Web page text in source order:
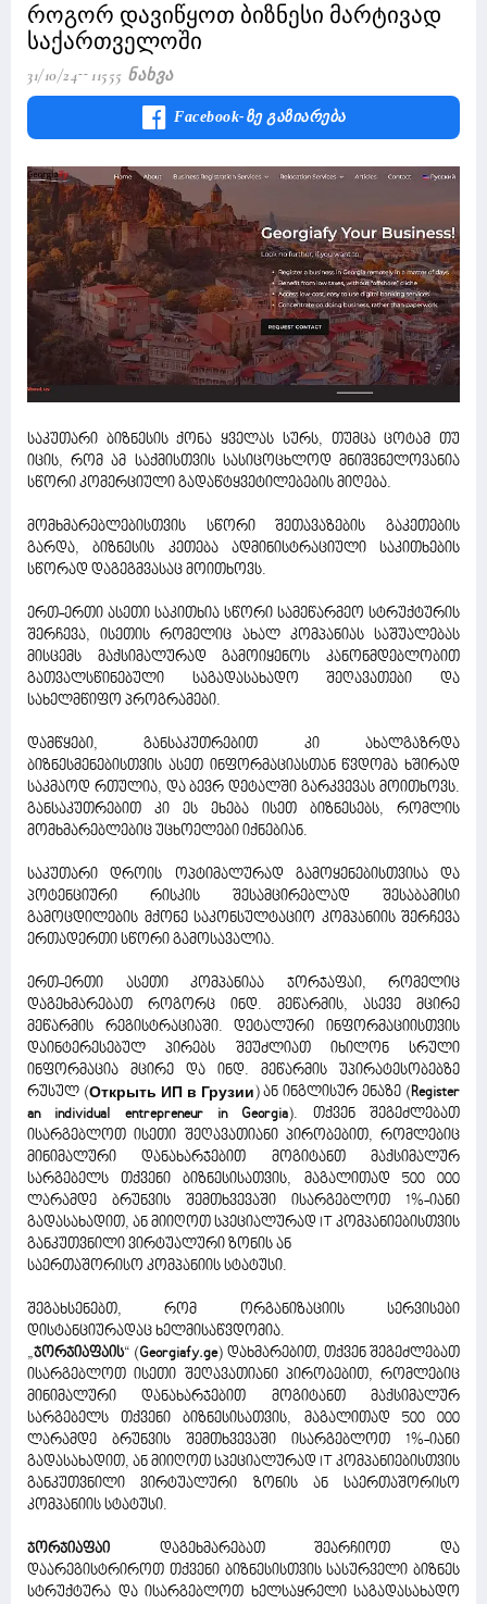
როგორ დავიწყოთ ბიზნესი მარტივად
საქართველოში
31/10/24 11555 Ნახვა
Facebook-Ზე Გაზიარება
საკუთარი ბიზნესის ქონა ყველას სურს, თუმცა ცოტამ თუ
იცის, რომ ამ საქმისთვის სასიცოცხლოდ მნიშვნელოვანია
სწორი კომერციული გადაწტყვეტილებების მიღება.
მომხმარებლებისთვის სწორი შეთავაზების გაკეთების
გარდა, ბიზნესის კეთება ადმინისტრაციული საკითხების
სწორად დაგეგმვასაც მოითხოვს.
ერთ-ერთი ასეთი საკითხია სწორი სამეწარმეო სტრუქტურის
შერჩევა, ისეთის რომელიც ახალ კომპანიას საშუალებას
მისცემს მაქსიმალურად გამოიყენოს კანონმდებლობით
გათვალსწინებული საგადასახადო შეღავათები და
სახელმწიფო პროგრამები.
დამწყები, განსაკუთრებით კი ახალგაზრდა
ბიზნესმენებისთვის ასეთ ინფორმაციასთან წვდომა ხშირად
საკმაოდ რთულია, და ბევრ დეტალში გარკვევას მოითხოვს.
განსაკუთრებით კი ეს ეხება ისეთ ბიზნესებს, რომლის
მომხმარებლებიც უცხოელები იქნებიან.
საკუთარი დროის ოპტიმალურად გამოყენებისთვისა და
პოტენციური რისკის შესამცირებლად შესაბამისი
გამოცდილების მქონე საკონსულტაციო კომპანიის შერჩევა
ერთადერთი სწორი გამოსავალია.
ერთ-ერთი ასეთი კომპანიაა ჯორჯაფაი, რომელიც
დაგეხმარებათ როგორც ინდ. მეწარმის, ასევე მცირე
მეწარმის რეგისტრაციაში. დეტალური ინფორმაციისთვის
დაინტერესებულ პირებს შეუძლიათ იხილონ სრული
ინფორმაცია მცირე და ინდ. მეწარმის უპირატესობებზე
რუსულ (Открыть ИП в Грузии) ან ინგლისურ ენაზე ( Register
an individual entrepreneur in Georgia). თქვენ შეგეძლებათ
ისარგებლოთ ისეთი შეღავათიანი პირობებით, რომლებიც
მინიმალური დანახარჯებით მოგიტანთ მაქსიმალურ
სარგებელს თქვენი ბიზნესისათვის, მაგალითად 500 000
ლარამდე ბრუნვის შემთხვევაში ისარგებლოთ 1%-იანი
გადასახადით, ან მიიღოთ სპეციალურად IT კომპანიებისთვის
განკუთვნილი ვირტუალური ზონის ან
საერთაშორისო კომპანიის სტატუსი.
შეგახსენებთ, რომ ორგანიზაციის სერვისები
დისტანციურადაც ხელმისაწვდომია.
„ჯორჯიაფაის“ (Georgiafy.ge) დახმარებით, თქვენ შეგეძლებათ
ისარგებლოთ ისეთი შეღავათიანი პირობებით, რომლებიც
მინიმალური დანახარჯებით მოგიტანთ მაქსიმალურ
სარგებელს თქვენი ბიზნესისათვის, მაგალითად 500 000
ლარამდე ბრუნვის შემთხვევაში ისარგებლოთ 1%-იანი
გადასახადით, ან მიიღოთ სპეციალურად IT კომპანიებისთვის
განკუთვნილი ვირტუალური ზონის ან საერთაშორისო
კომპანიის სტატუსი.
ჯორჯიაფაი დაგეხმარებათ შეარჩიოთ და
დაარეგისტრიროთ თქვენი ბიზნესისთვის სასურველი ბიზნეს
სტრუქტურა და ისარგებლოთ ხელსაყრელი საგადასახადო